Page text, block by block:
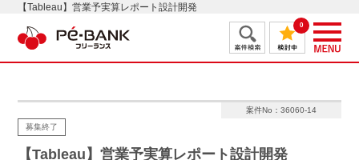
【Tableau】営業予実算レポート設計開発
0
案件No：36060-14
募集終了
【Tableau】営業予実算レポート設計開発